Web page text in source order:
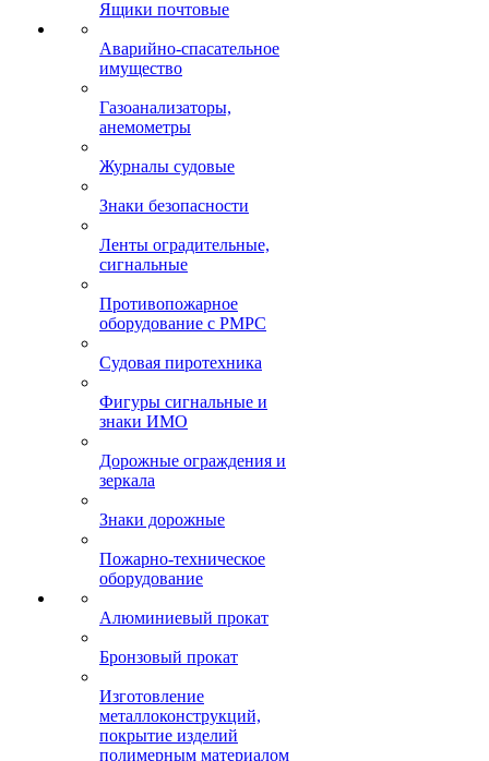
Ящики почтовые
Аварийно-спасательное
имущество
Газоанализаторы,
анемометры
Журналы судовые
Знаки безопасности
Ленты оградительные,
сигнальные
Противопожарное
оборудование с РМРС
Судовая пиротехника
Фигуры сигнальные и
знаки ИМО
Дорожные ограждения и
зеркала
Знаки дорожные
Пожарно-техническое
оборудование
Алюминиевый прокат
Бронзовый прокат
Изготовление
металлоконструкций,
покрытие изделий
полимерным материалом